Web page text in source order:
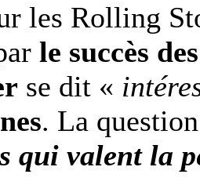
les Rolling
le succès
se dit «
. La
qui valent la